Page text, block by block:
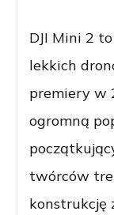
DJI Mini 2
lekkich
premiery w
ogromną
twórców
konstrukcję